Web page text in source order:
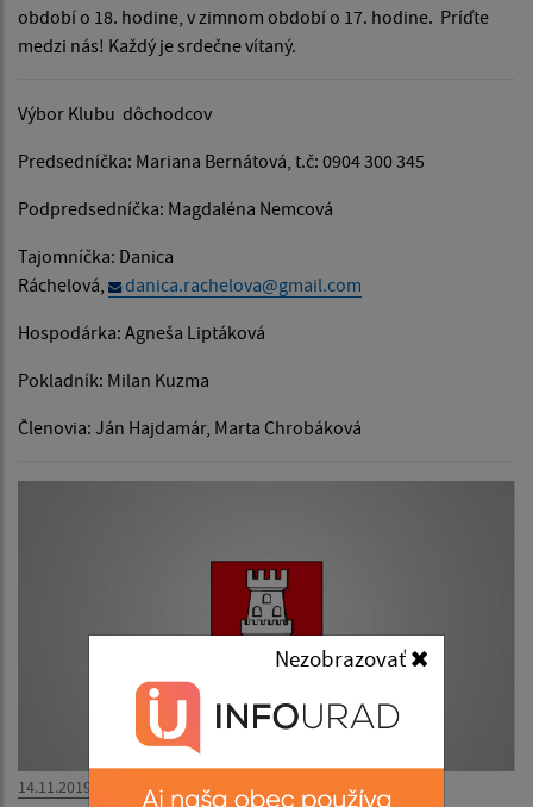
Nezobrazovať
období o 18. hodine, v zimnom období o 17. hodine. Príďte
medzi nás! Každý je srdečne vítaný.
Výbor Klubu dôchodcov
Predsedníčka: Mariana Bernátová, t.č: 0904 300 345
Podpredsedníčka: Magdaléna Nemcová
Tajomníčka: Danica
Ráchelová,
danica.rachelova@gmail.com
Hospodárka: Agneša Liptáková
Pokladník: Milan Kuzma
Členovia: Ján Hajdamár, Marta Chrobáková
14.11.2019